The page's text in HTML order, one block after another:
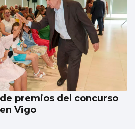
premios del concurso
Vigo